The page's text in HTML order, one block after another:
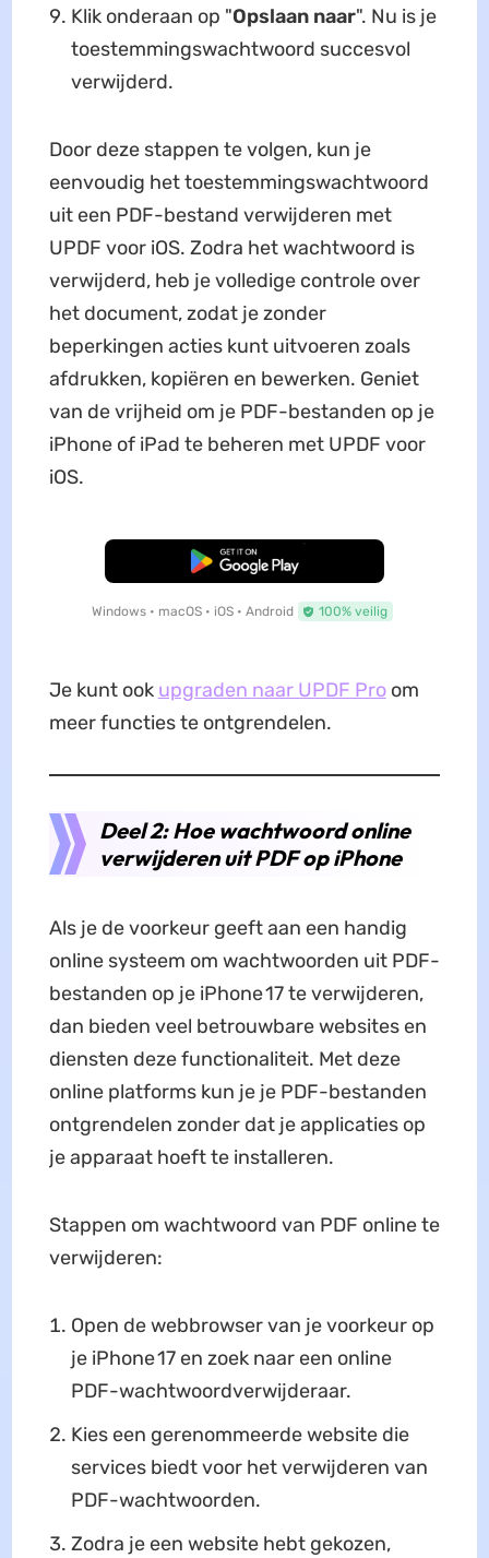
Klik onderaan op "Opslaan naar". Nu is je
toestemmingswachtwoord succesvol
verwijderd.
Door deze stappen te volgen, kun je
eenvoudig het toestemmingswachtwoord
uit een PDF-bestand verwijderen met
UPDF voor iOS. Zodra het wachtwoord is
verwijderd, heb je volledige controle over
het document, zodat je zonder
beperkingen acties kunt uitvoeren zoals
afdrukken, kopiëren en bewerken. Geniet
van de vrijheid om je PDF-bestanden op je
iPhone of iPad te beheren met UPDF voor
iOS.
Gratis Download
Windows • macOS • iOS • Android 100% veilig
Je kunt ook upgraden naar UPDF Proom
meer functies te ontgrendelen.
Deel 2: Hoe wachtwoord online
verwijderen uit PDF op iPhone
Als je de voorkeur geeft aan een handig
online systeem om wachtwoorden uit PDF-
bestanden op je iPhone 17 te verwijderen,
dan bieden veel betrouwbare websites en
diensten deze functionaliteit. Met deze
online platforms kun je je PDF-bestanden
ontgrendelen zonder dat je applicaties op
je apparaat hoeft te installeren.
Stappen om wachtwoord van PDF online te
verwijderen:
Open de webbrowser van je voorkeur op
je iPhone 17 en zoek naar een online
PDF-wachtwoordverwijderaar.
Kies een gerenommeerde website die
services biedt voor het verwijderen van
PDF-wachtwoorden.
Zodra je een website hebt gekozen,